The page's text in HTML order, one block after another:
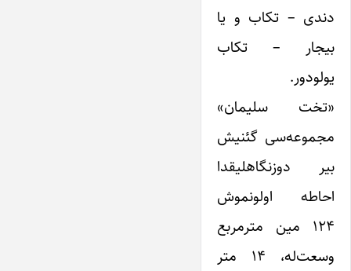
دندی – تکاب و یا
بیجار – تکاب
یولودور.
«تخت سلیمان»
مجموعه‌سی گئنیش
بیر دوزنگاهلیقدا
احاطه اولونموش
۱۲۴ مین مترمربع
وسعت‌له، ۱۴ متر